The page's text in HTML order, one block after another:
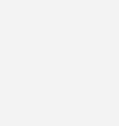
der
Überbauung
und digitalisierte
und den Ausbau
an eine dezentrale,